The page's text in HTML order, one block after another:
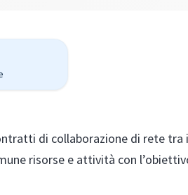
di collaborazione di rete tra
risorse e attività con